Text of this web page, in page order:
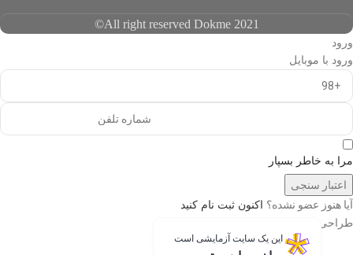
All right reserved Dokme 2021©
ورود
ورود با موبایل
مرا به خاطر بسپار
اعتبار سنجی
آیا هنوز عضو نشده؟ اکنون ثبت نام کنید
این یک سایت آزمایشی است
طراحی شده با